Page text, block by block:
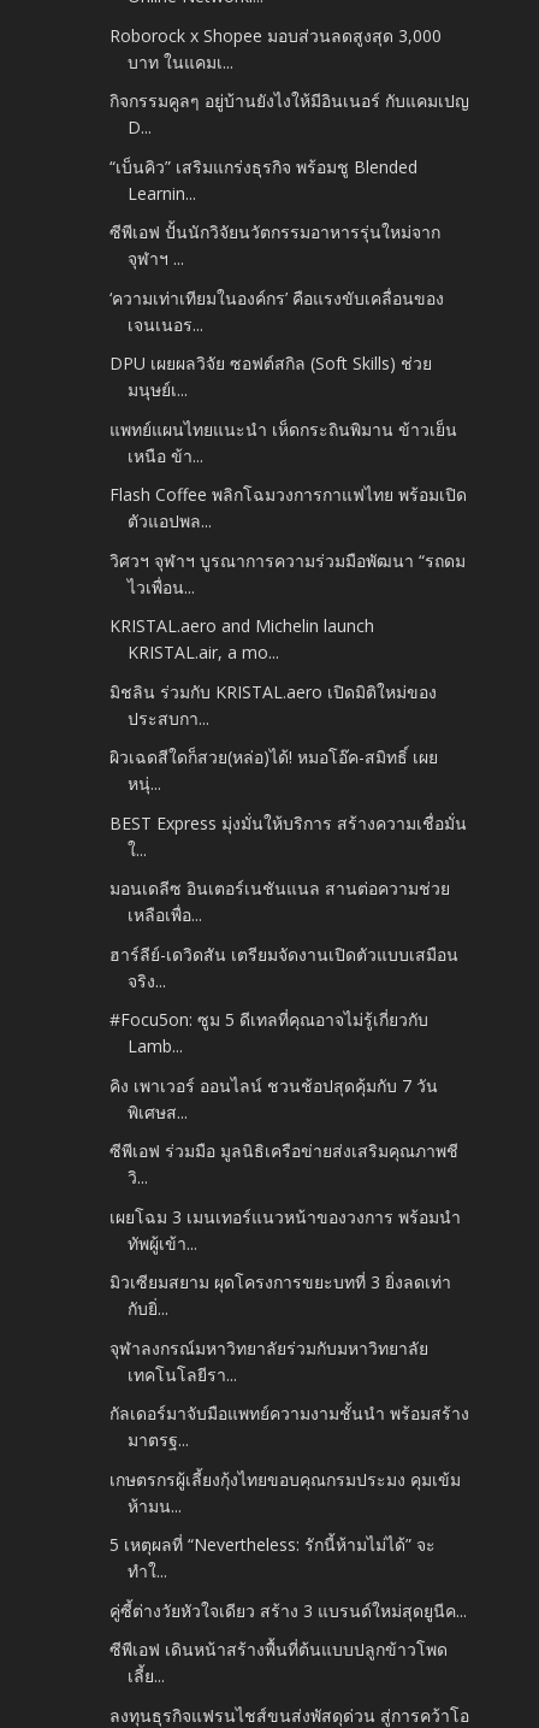
Roborock x Shopee มอบส่วนลดสูงสุด 3,000
บาท ในแคมเ...
กิจกรรมคูลๆ อยู่บ้านยังไงให้มีอินเนอร์ กับแคมเปญ
D...
“เบ็นคิว” เสริมแกร่งธุรกิจ พร้อมชู Blended
Learnin...
ซีพีเอฟ ปั้นนักวิจัยนวัตกรรมอาหารรุ่นใหม่จาก
จุฬาฯ ...
‘ความเท่าเทียมในองค์กร’ คือแรงขับเคลื่อนของ
เจนเนอร...
DPU เผยผลวิจัย ซอฟต์สกิล (Soft Skills) ช่วย
มนุษย์เ...
แพทย์แผนไทยแนะนำ เห็ดกระถินพิมาน ข้าวเย็น
เหนือ ข้า...
Flash Coffee พลิกโฉมวงการกาแฟไทย พร้อมเปิด
ตัวแอปพล...
วิศวฯ จุฬาฯ บูรณาการความร่วมมือพัฒนา “รถดม
ไวเพื่อน...
KRISTAL.aero and Michelin launch
KRISTAL.air, a mo...
มิชลิน ร่วมกับ KRISTAL.aero เปิดมิติใหม่ของ
ประสบกา...
ผิวเฉดสีใดก็สวย(หล่อ)ได้! หมอโอ๊ค-สมิทธิ์ เผย
หนุ่...
BEST Express มุ่งมั่นให้บริการ สร้างความเชื่อมั่น
ใ...
มอนเดลีซ อินเตอร์เนชันแนล สานต่อความช่วย
เหลือเพื่อ...
ฮาร์ลีย์-เดวิดสัน เตรียมจัดงานเปิดตัวแบบเสมือน
จริง...
#Focu5on: ซูม 5 ดีเทลที่คุณอาจไม่รู้เกี่ยวกับ
Lamb...
คิง เพาเวอร์ ออนไลน์ ชวนช้อปสุดคุ้มกับ 7 วัน
พิเศษส...
ซีพีเอฟ ร่วมมือ มูลนิธิเครือข่ายส่งเสริมคุณภาพชี
วิ...
เผยโฉม 3 เมนเทอร์แนวหน้าของวงการ พร้อมนำ
ทัพผู้เข้า...
มิวเซียมสยาม ผุดโครงการขยะบทที่ 3 ยิ่งลดเท่า
กับยิ่...
จุฬาลงกรณ์มหาวิทยาลัยร่วมกับมหาวิทยาลัย
เทคโนโลยีรา...
กัลเดอร์มาจับมือแพทย์ความงามชั้นนำ พร้อมสร้าง
มาตรฐ...
เกษตรกรผู้เลี้ยงกุ้งไทยขอบคุณกรมประมง คุมเข้ม
ห้ามน...
5 เหตุผลที่ “Nevertheless: รักนี้ห้ามไม่ได้” จะ
ทำใ...
คู่ซี้ต่างวัยหัวใจเดียว สร้าง 3 แบรนด์ใหม่สุดยูนีค...
ซีพีเอฟ เดินหน้าสร้างพื้นที่ต้นแบบปลูกข้าวโพด
เลี้ย...
ลงทุนธุรกิจแฟรนไชส์ขนส่งพัสดุด่วน สู่การคว้าโอ